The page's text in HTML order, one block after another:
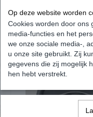
Op deze website worden
Cookies worden door ons
media-functies en het
we onze sociale media-,
u onze site gebruikt. Zij
gegevens die zij mogelijk
hen hebt verstrekt.